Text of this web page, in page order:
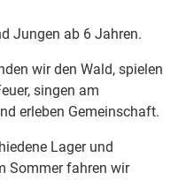
Jungen ab 6 Jahren.
wir den Wald, spielen
singen am
erleben Gemeinschaft.
Lager und
Sommer fahren wir